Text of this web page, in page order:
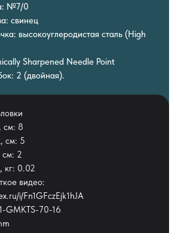
№7/0
свинец
высокоуглеродистая сталь (High
Sharpened Needle Point
2 (двойная).
см: 8
см: 5
см: 2
кг: 0.02
видео:
i/Fn1GFczEjk1hJA
GMKTS-70-16